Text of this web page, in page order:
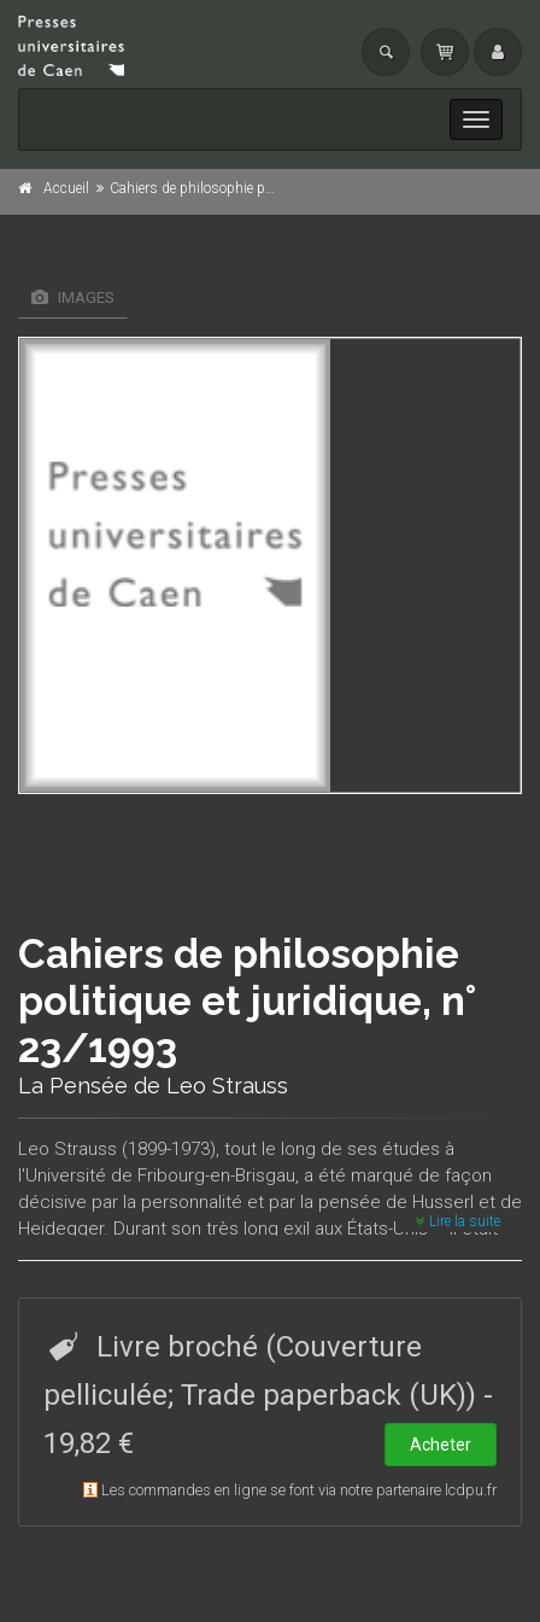
Toggle
Accueil Cahiers de philosophie politique et juridique, n° 23/1993
IMAGES
Cahiers de philosophie
politique et juridique, n°
23/1993
La Pensée de Leo Strauss
Leo Strauss (1899-1973), tout le long de ses études à
l'Université de Fribourg-en-Brisgau, a été marqué de façon
décisive par la personnalité et par la pensée de Husserl et de
Heidegger. Durant son très long exil aux États-Unis – il était
Juif et avait fui l’Allemagne nazie dès 1932 –, il a composé
grâce, en particulier, aux traductions nombreuses et
élégantes d’Olivier Sedeyn, elle révèle au lecteur français ses
facettes multiples. Chacune d’entre elles – que l’on s’attache
aux études d’histoire de la philosophie, à l’exploration de la
pensée juive ou aux analyses de philosophie politique –
s’adresse, sans lyrisme et, pourtant, parfois de façon
pathétique, aux hommes de notre temps, sans cesse
confrontés à la crise du monde occidental moderne ; elle est
Lire la suite
Livre broché (Couverture
pelliculée; Trade paperback (UK)) -
19,82 €
Acheter
Les commandes en ligne se font via notre partenaire lcdpu.fr